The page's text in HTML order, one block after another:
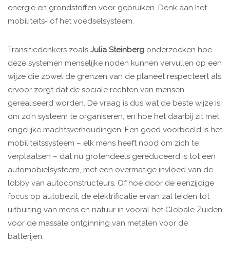
energie en grondstoffen voor gebruiken. Denk aan het
mobiliteits- of het voedselsysteem.
Transitiedenkers zoals Julia Steinberg onderzoeken hoe
deze systemen menselijke noden kunnen vervullen op een
wijze die zowel de grenzen van de planeet respecteert als
ervoor zorgt dat de sociale rechten van mensen
gerealiseerd worden. De vraag is dus wat de beste wijze is
om zo’n systeem te organiseren, en hoe het daarbij zit met
ongelijke machtsverhoudingen. Een goed voorbeeld is het
mobiliteitssysteem – elk mens heeft nood om zich te
verplaatsen – dat nu grotendeels gereduceerd is tot een
automobielsysteem, met een overmatige invloed van de
lobby van autoconstructeurs. Of hoe door de eenzijdige
focus op autobezit, de elektrificatie ervan zal leiden tot
uitbuiting van mens en natuur in vooral het Globale Zuiden
voor de massale ontginning van metalen voor de
batterijen.